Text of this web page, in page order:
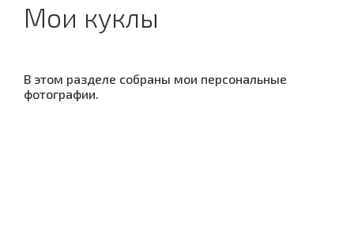
Мои куклы
В этом разделе собраны мои персональные
фотографии.